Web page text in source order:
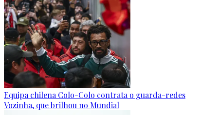
Equipa chilena Colo-Colo contrata o guarda-redes
Vozinha, que brilhou no Mundial